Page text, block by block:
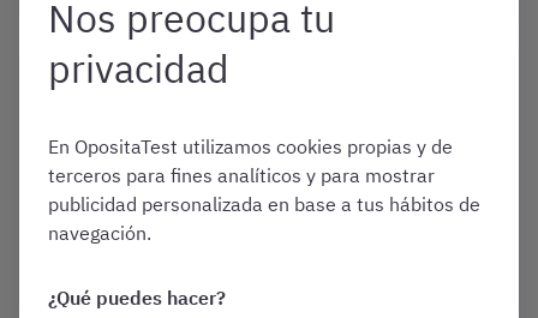
Marzo 25, 2025
estatutario? ¿Son personal
funcionario?
Esquemas y recursos
Nos preocupa tu
privacidad
En OpositaTest utilizamos cookies propias y de
terceros para fines analíticos y para mostrar
publicidad personalizada en base a tus hábitos de
navegación.
¿Qué puedes hacer?